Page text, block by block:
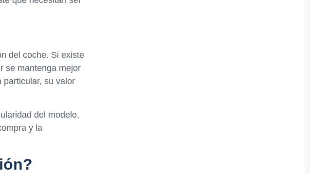
del coche. Si existe
se mantenga mejor
particular, su valor
del modelo,
y la